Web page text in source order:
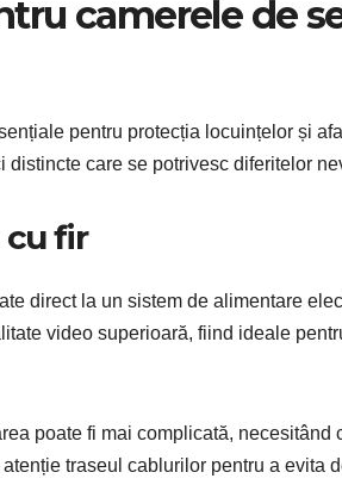
camerele de
pentru protecția locuințelor și
care se potrivesc diferitelor
cu fir
direct la un sistem de alimentare
video superioară, fiind ideale
poate fi mai complicată, necesitând
traseul cablurilor pentru a evita